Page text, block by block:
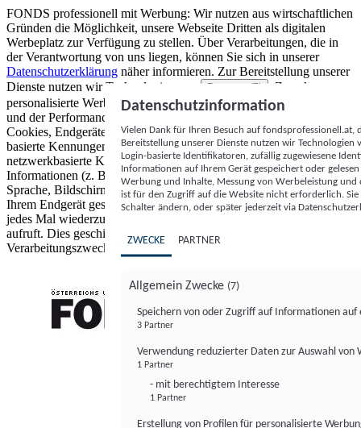
FONDS professionell mit Werbung: Wir nutzen aus wirtschaftlichen
Gründen die Möglichkeit, unsere Webseite Dritten als digitalen
Werbeplatz zur Verfügung zu stellen. Über Verarbeitungen, die in
der Verantwortung von uns liegen, können Sie sich in unserer
Datenschutzerklärung näher informieren. Zur Bereitstellung unserer
Dienste nutzen wir Technologien von
Partnern (5)
. Zwecke:
personalisierte Werbung und Inhalte, Messung von Werbeleistung
und der Performance von Inhalten sowie Zielgruppenforschung.
Cookies, Endgeräte- oder ähnliche Online-Kennungen (z. B. login-
basierte Kennungen, zufällig generierte Kennungen,
netzwerkbasierte Kennungen) können zusammen mit anderen
Informationen (z. B. Browsertyp und Browserinformationen,
Sprache, Bildschirmgröße, unterstützte Technologien usw.) auf
Ihrem Endgerät gespeichert oder von dort ausgelesen werden, um es
jedes Mal wiederzuerkennen, wenn es eine App oder einer Webseite
aufruft. Dies geschieht für einen oder mehrere der hier aufgeführten
Verarbeitungszwecke.
Datenschutzinformation
Vielen Dank für Ihren Besuch auf
Bereitstellung unserer Dienste nutzen wir Technologien
Login-basierte Identifikatoren, zufällig zugewiesene
Informationen auf Ihrem Gerät gespeichert oder
Werbung und Inhalte, Messung von Werbeleistung
ist für den Zugriff auf die Website nicht erforderlich.
Schalter ändern, oder später jederzeit via
ZWECKE PARTNER
Allgemein Zwecke (7)
Speichern von oder Zugriff auf Informationen auf
3 Partner
Verwendung reduzierter Daten zur Auswahl von
1 Partner
- mit berechtigtem Interesse
1 Partner
Erstellung von Profilen für personalisierte
FONDS professionell